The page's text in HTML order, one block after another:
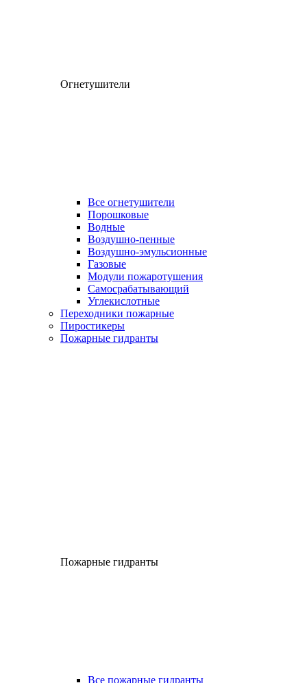
Огнетушители
Все огнетушители
Порошковые
Водные
Воздушно-пенные
Воздушно-эмульсионные
Газовые
Модули пожаротушения
Самосрабатывающий
Углекислотные
Переходники пожарные
Пиростикеры
Пожарные гидранты
Пожарные гидранты
Все пожарные гидранты